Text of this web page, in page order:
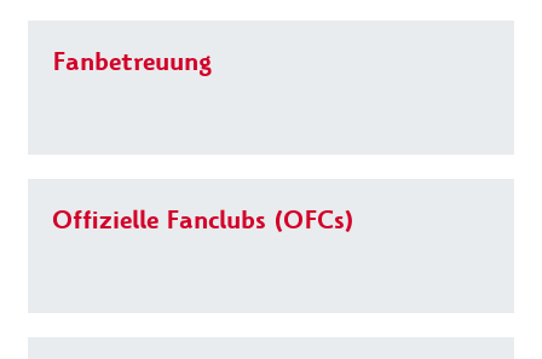
Fanbetreuung
Offizielle Fanclubs (OFCs)